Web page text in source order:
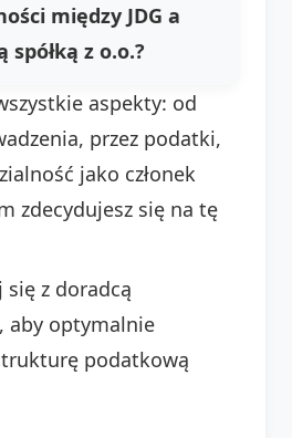
między JDG a
spółką z o.o.?
aspekty: od
przez podatki,
jako członek
zdecydujesz się na tę
z doradcą
aby optymalnie
podatkową